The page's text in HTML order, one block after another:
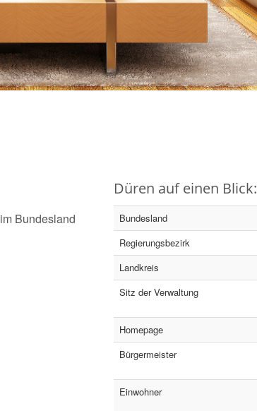
Bundesland
Düren auf einen Blick:
Bundesland
Regierungsbezirk
Landkreis
Sitz der Verwaltung
Homepage
Bürgermeister
Einwohner